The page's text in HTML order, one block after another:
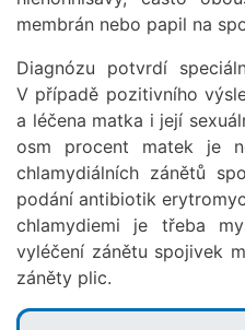
membrán nebo papil na
Diagnózu potvrdí
V případě pozitivního
a léčena matka i její
osm procent matek je
chlamydiálních zánětů
podání antibiotik
chlamydiemi je třeba
vyléčení zánětu spojivek
záněty plic.